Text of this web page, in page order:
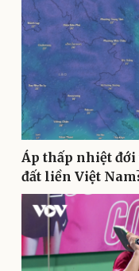
Pháp luật
Vụ án
Tin nóng
Tư vấn luật
Áp thấp nhiệt đới
đất liền Việt